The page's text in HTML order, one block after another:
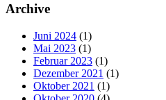
Archive
Juni 2024 (1)
Mai 2023 (1)
Februar 2023 (1)
Dezember 2021 (1)
Oktober 2021 (1)